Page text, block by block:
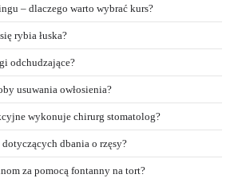
– dlaczego warto wybrać kurs?
rybia łuska?
odchudzające?
usuwania owłosienia?
wykonuje chirurg stomatolog?
dbania o rzęsy?
za pomocą fontanny na tort?